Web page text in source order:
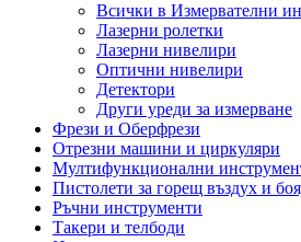
Всички в Измервателни
Лазерни ролетки
Лазерни нивелири
Оптични нивелири
Детектори
Други уреди за измерване
Фрези и Оберфрези
Отрезни машини и циркуляри
Мултифункционални
Пистолети за горещ въздух и
Ръчни инструменти
Такери и телбоди